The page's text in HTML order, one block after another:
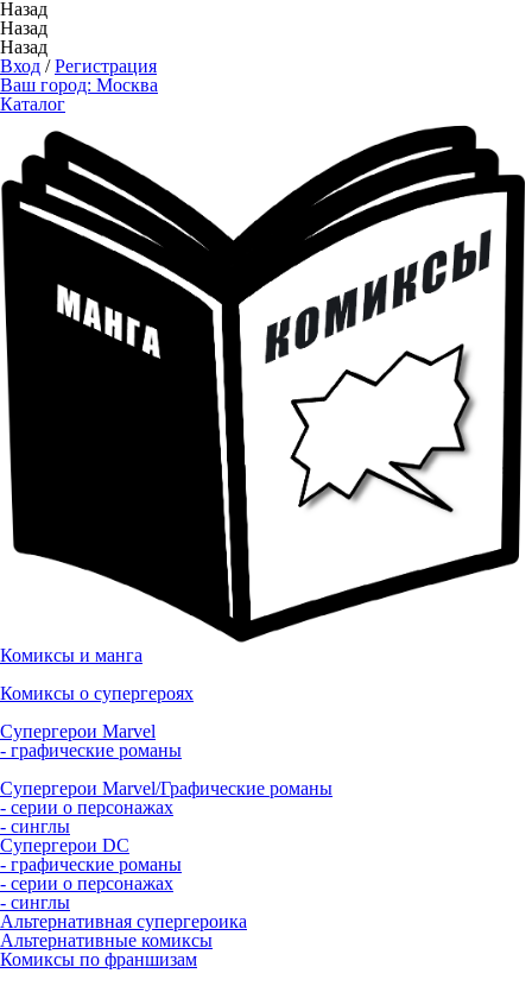
Назад
Назад
Назад
Вход /Регистрация
Ваш город: Москва
Каталог
Комиксы и манга
Комиксы о супергероях
Супергерои Marvel
- графические романы
Супергерои Marvel/Графические романы
- серии о персонажах
- синглы
Супергерои DC
- графические романы
- серии о персонажах
- синглы
Альтернативная супергероика
Альтернативные комиксы
Комиксы по франшизам